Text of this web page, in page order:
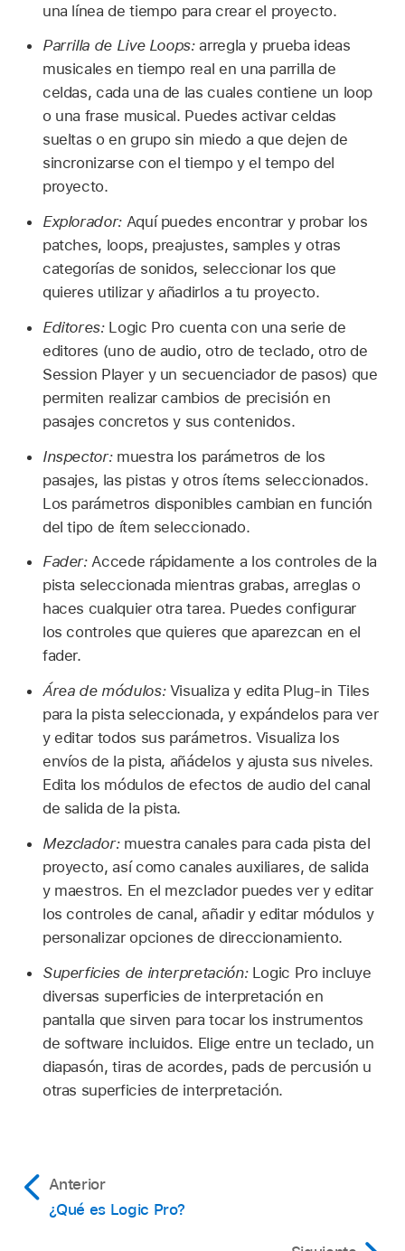
una línea de tiempo para crear el proyecto.
Parrilla de Live Loops:arregla y prueba ideas
musicales en tiempo real en una parrilla de
celdas, cada una de las cuales contiene un loop
o una frase musical. Puedes activar celdas
sueltas o en grupo sin miedo a que dejen de
sincronizarse con el tiempo y el tempo del
proyecto.
Explorador:Aquí puedes encontrar y probar los
patches, loops, preajustes, samples y otras
categorías de sonidos, seleccionar los que
quieres utilizar y añadirlos a tu proyecto.
Editores:Logic Pro cuenta con una serie de
editores (uno de audio, otro de teclado, otro de
Session Player y un secuenciador de pasos) que
permiten realizar cambios de precisión en
pasajes concretos y sus contenidos.
Inspector:muestra los parámetros de los
pasajes, las pistas y otros ítems seleccionados.
Los parámetros disponibles cambian en función
del tipo de ítem seleccionado.
Fader:Accede rápidamente a los controles de la
pista seleccionada mientras grabas, arreglas o
haces cualquier otra tarea. Puedes configurar
los controles que quieres que aparezcan en el
fader.
Área de módulos:Visualiza y edita Plug-in Tiles
para la pista seleccionada, y expándelos para ver
y editar todos sus parámetros. Visualiza los
envíos de la pista, añádelos y ajusta sus niveles.
Edita los módulos de efectos de audio del canal
de salida de la pista.
Mezclador:muestra canales para cada pista del
proyecto, así como canales auxiliares, de salida
y maestros. En el mezclador puedes ver y editar
los controles de canal, añadir y editar módulos y
personalizar opciones de direccionamiento.
Superficies de interpretación:Logic Pro incluye
diversas superficies de interpretación en
pantalla que sirven para tocar los instrumentos
de software incluidos. Elige entre un teclado, un
diapasón, tiras de acordes, pads de percusión u
otras superficies de interpretación.
Anterior
¿Qué es Logic Pro?